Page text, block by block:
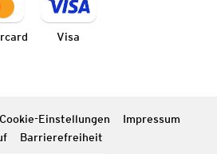
Visa
Cookie-Einstellungen
Impressum
Barrierefreiheit